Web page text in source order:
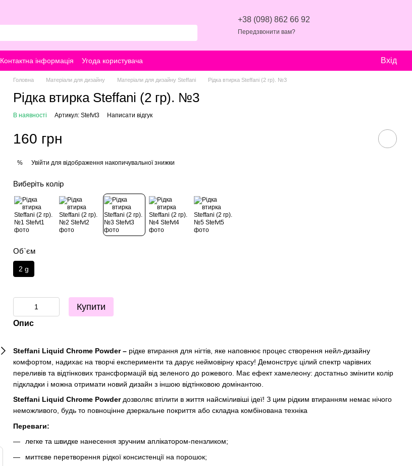
+38 (098) 862 66 92
Передзвонити вам?
Контактна інформація Угода користувача Вхід
Головна Матеріали для дизайну Матеріали для дизайну Steffani Рідка втирка Steffani (2 гр). №3
Рідка втирка Steffani (2 гр). №3
В наявності Артикул: Stefvt3 Написати відгук
160 грн
% Увійти для відображення накопичувальної знижки
Виберіть колір
Об`єм
2 g
Купити
Опис
Steffani Liquid Chrome Powder –рідке втирання для нігтів, яке наповнює процес створення нейл-дизайну
комфортом, надихає на творчі експерименти та дарує неймовірну красу! Демонструє цілий спектр чарівних
переливів та відтінкових трансформацій від зеленого до рожевого. Має ефект хамелеону: достатньо змінити колір
підкладки і можна отримати новий дизайн з іншою відтінковою домінантою.
Steffani Liquid Chrome Powderдозволяє втілити в життя найсміливіші ідеї! З цим рідким втиранням немає нічого
неможливого, будь то повноцінне дзеркальне покриття або складна комбінована техніка
Переваги:
легке та швидке нанесення зручним аплікатором-пензликом;
миттєве перетворення рідкої консистенції на порошок;